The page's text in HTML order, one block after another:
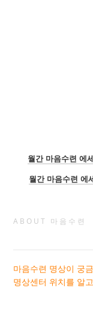
월간 마음수련 에
월간 마음수련 에
ABOUT 마음수련
마음수련 명상이 궁
명상센터 위치를 알